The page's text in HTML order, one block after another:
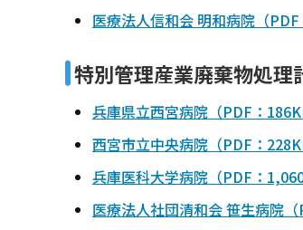
医療法人信和会 明和病院（PDF
特別管理産業廃棄物処理
兵庫県立西宮病院（PDF：
西宮市立中央病院（PDF：
兵庫医科大学病院（PDF：
医療法人社団清和会 笹生病院（